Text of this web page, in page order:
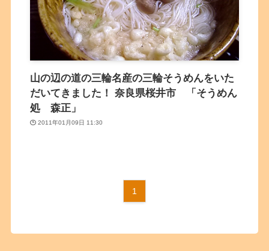
山の辺の道の三輪名産の三輪そうめんをいた
だいてきました！ 奈良県桜井市 「そうめん
処 森正」
2011年01月09日 11:30
1